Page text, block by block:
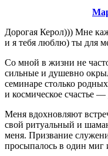
Дорогая Керол))) Мне
и я тебя люблю) ты для
Со мной в жизни не
сильные и душевно
семинаре столько
и космическое счастье
Меня вдохновляют
свой ритуальный и
меня. Призвание
просыпалось в один миг